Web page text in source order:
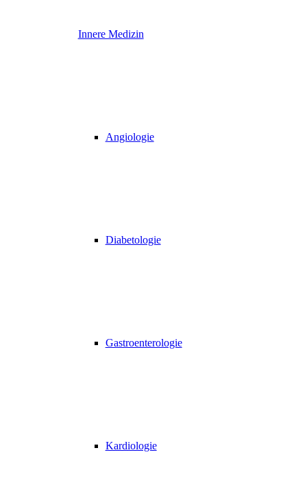
Innere Medizin
Angiologie
Diabetologie
Gastroenterologie
Kardiologie